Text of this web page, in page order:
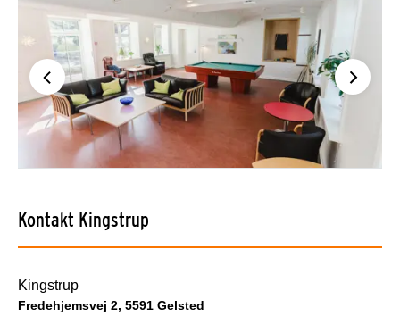
Kontakt Kingstrup
Kingstrup
Fredehjemsvej 2, 5591 Gelsted